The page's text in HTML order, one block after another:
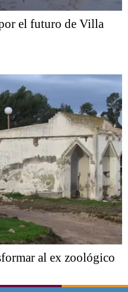
el futuro de Villa
al ex zoológico